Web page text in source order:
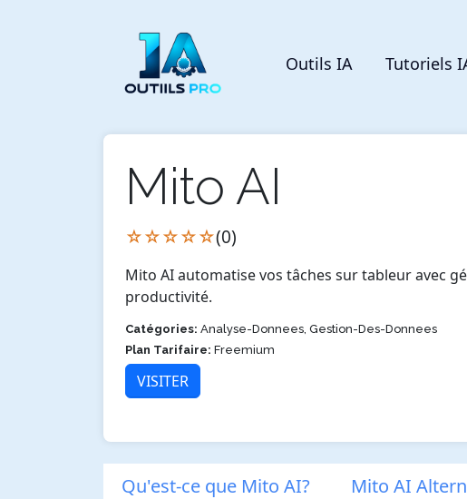
Outils IA Tutoriels
Mito AI
☆☆☆☆☆(0)
Mito AI automatise vos tâches sur tableur avec
productivité.
Catégories: Analyse-Donnees, Gestion-Des-Donnees
Plan Tarifaire: Freemium
VISITER
Qu'est-ce que Mito AI? Mito AI